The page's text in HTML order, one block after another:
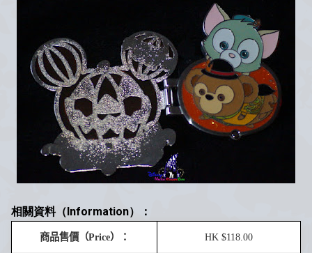
相關資料（Information）：
商品售價（Price）： HK $118 .00